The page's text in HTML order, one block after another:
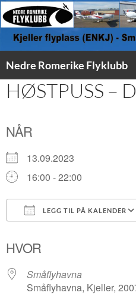
Nedre Romerike Flyklubb
TIL
INNHOLD
HØSTPUSS –
NÅR
13.09.2023
16:00 - 22:00
LEGG TIL PÅ KALENDER
HVOR
Småflyhavna
Småflyhavna, Kjeller,